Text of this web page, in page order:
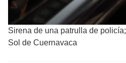
Sirena de una patrulla de policía;
Sol de Cuernavaca